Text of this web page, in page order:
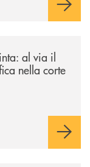
al via il
nella corte